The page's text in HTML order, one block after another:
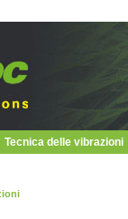
Tecnica delle vibrazioni